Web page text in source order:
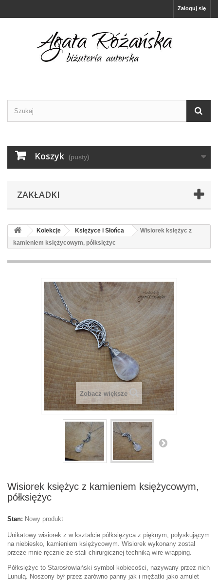
Zaloguj się
Koszyk (pusty)
ZAKŁADKI
Kolekcje Księżyce i Słońca
Wisiorek księżyc z
kamieniem księżycowym, półksiężyc
Zobacz większe
Wisiorek księżyc z kamieniem księżycowym,
półksiężyc
Stan: Nowy produkt
Unikatowy wisiorek z w kształcie półksiężyca z pięknym, połyskującym
na niebiesko, kamieniem księżycowym. Wisiorek wykonany został
przeze mnie ręcznie ze stali chirurgicznej techniką wire wrapping.
Półksiężyc to Starosłowiański symbol kobiecości, nazywany przez nich
Lunulą. Noszony był przez zarówno panny jak i mężatki jako amulet